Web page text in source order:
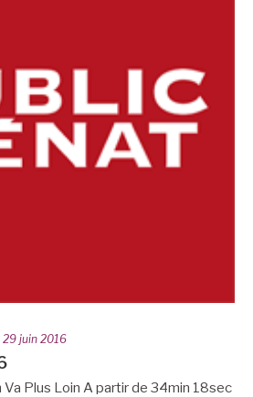
29 juin 2016
Va Plus Loin A partir de 34min 18sec